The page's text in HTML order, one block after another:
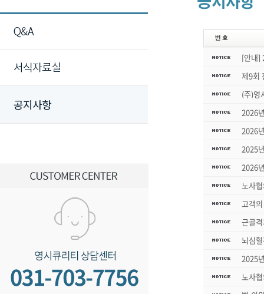
[안내]
제9회
(주)영
2026
2026
2025
2026
노사
고객
근골
뇌심
2025
노사